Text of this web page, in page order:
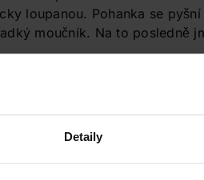
Detaily
loupanou. Pohanka se
moučník. Na to posledně
vás zdravá výživa a vůbec se